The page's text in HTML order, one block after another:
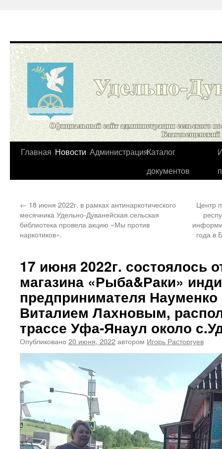
Перейти
Главная Новости АдминистрацияКаталог
документов
← 18 июня 2022г. в рамках антинаркотического
месячника Удельно-Дуванейская сельская
библиотека провела акцию «Мы против
наркотиков».
Центр
года в
17 июня 2022г. состоялось
магазина «Рыба&Раки»
предпринимателя
Виталием Лахновым,
трассе Уфа-Янаул около
Опубликовано 20 июня, 2022автором Игорь Расторгуев